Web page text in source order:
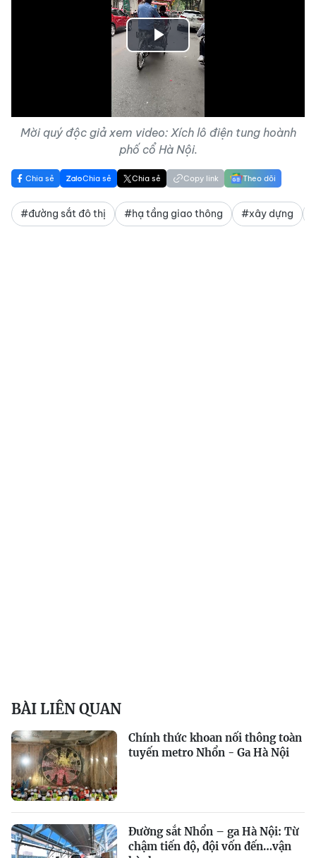
Play
Video
Mời quý độc giả xem video: Xích lô điện tung hoành
phố cổ Hà Nội.
Chia sẻ Chia sẻ Chia sẻ Copy link Theo dõi
#đường sắt đô thị #hạ tầng giao thông #xây dựng
BÀI LIÊN QUAN
Chính thức khoan nối thông toàn
tuyến metro Nhổn - Ga Hà Nội
Đường sắt Nhổn – ga Hà Nội: Từ
chậm tiến độ, đội vốn đến…vận